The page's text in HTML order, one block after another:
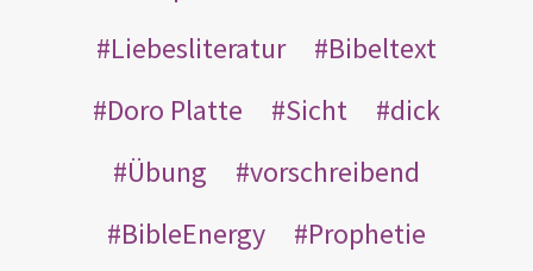
Liebesliteratur
Bibeltext
Doro Platte
Sicht
dick
Übung
vorschreibend
BibleEnergy
Prophetie